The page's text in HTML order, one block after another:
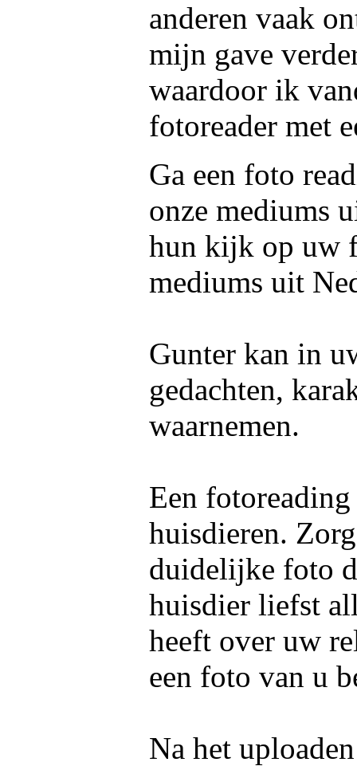
anderen vaak
mijn gave
waardoor ik
fotoreader met
Ga een foto
onze mediums
hun kijk op uw
mediums uit
Gunter kan in
gedachten,
waarnemen.
Een
huisdieren.
duidelijke foto
huisdier liefst
heeft over uw
een foto van u
Na het